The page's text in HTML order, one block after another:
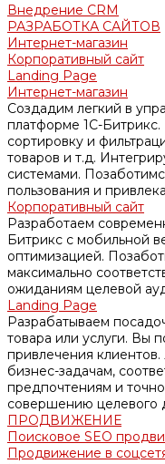
Внедрение CRM
РАЗРАБОТКА САЙТОВ
Интернет-магазин
Корпоративный сайт
Landing Page
Интернет-магазин
Создадим легкий в
платформе 1С-
сортировку и
товаров и т.д.
системами.
пользования и
Корпоративный сайт
Разработаем
Битрикс с мобильной
оптимизацией.
максимально
ожиданиям целевой
Landing Page
Разрабатываем
товара или услуги. Вы
привлечения
бизнес-задачам,
предпочтениям и
совершению целевого
ПРОДВИЖЕНИЕ
Поисковое SEO
Продвижение в